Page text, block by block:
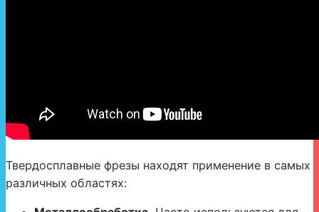
Твердосплавные фрезы находят применение в самых
различных областях: